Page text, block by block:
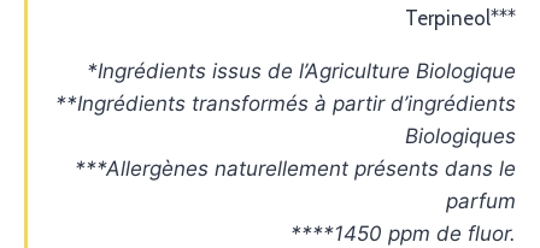
Terpineol***
*Ingrédients issus de l’Agriculture Biologique
**Ingrédients transformés à partir d’ingrédients
Biologiques
***Allergènes naturellement présents dans le
parfum
****1450 ppm de fluor.